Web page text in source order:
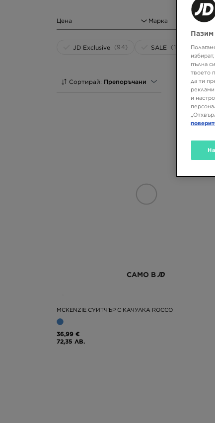
Цена Марка
JD Exclusive (94) SALE (146)
Сортирай: Препоръчани
САМО В
MCKENZIE СУИТЧЪР С КАЧУЛКА ROCCO
36,99 €
72,35 ЛВ.
Пазим
пълна
твоето
да ти
и